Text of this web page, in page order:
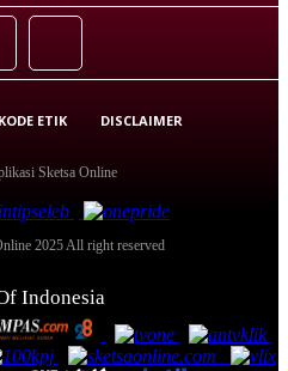
KODE ETIK DISCLAIMER
Sketsa Online
2025 All right reserved
Indonesia